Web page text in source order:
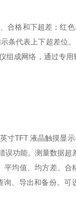
合格和下超差；红
条代表上下超差位
组成网络，通过专
寸TFT 液晶触摸显
功能。测量数据
均值、均方差、
、导出和备份。